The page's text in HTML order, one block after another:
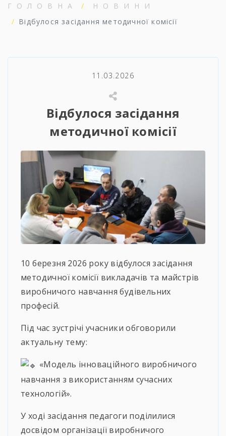
ГОЛОВНА
НОВИНИ
Відбулося засідання методичної комісії
11.03.2026
Відбулося засідання
методичної комісії
10 березня 2026 року відбулося засідання
методичної комісії викладачів та майстрів
виробничого навчання будівельних
професій.
Під час зустрічі учасники обговорили
актуальну тему:
«Модель інноваційного виробничого
навчання з використанням сучасних
технологій».
У ході засідання педагоги поділилися
досвідом організації виробничого